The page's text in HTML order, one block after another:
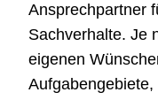
Ansprechpartner
Sachverhalte. Je
eigenen